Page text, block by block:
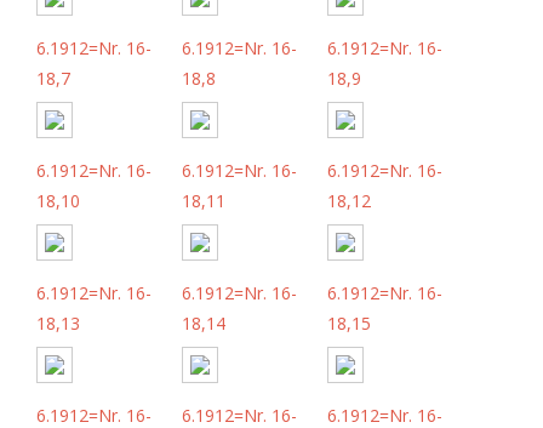
6.1912=Nr. 16-
18,7
6.1912=Nr. 16-
18,8
6.1912=Nr. 16-
18,9
6.1912=Nr. 16-
18,10
6.1912=Nr. 16-
18,11
6.1912=Nr. 16-
18,12
6.1912=Nr. 16-
18,13
6.1912=Nr. 16-
18,14
6.1912=Nr. 16-
18,15
6.1912=Nr. 16-
6.1912=Nr. 16-
6.1912=Nr. 16-